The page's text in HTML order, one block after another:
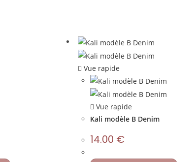
Vue rapide
Vue rapide
Kali modèle B Denim
14.00 €